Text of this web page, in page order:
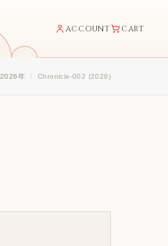
ACCOUNT CART
2026年 Chronicle-002 (2026)